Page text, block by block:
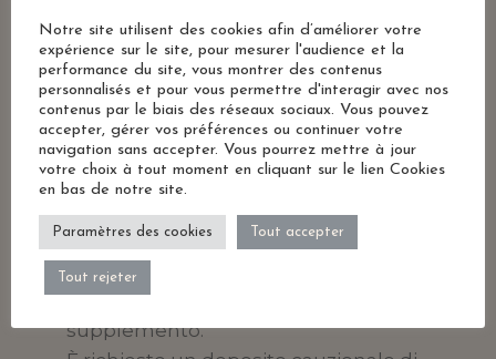
DA SAPERE
All’arrivo dovrete presentare la carta
di credito utilizzata per la
prenotazione.
Al check-in gli ospiti devono esibire
un documento d’identità con foto e
una carta di credito. Siete pregati di
notare che le Richieste Speciali sono
soggette a disponibilità, e potrebbero
comportare l’addebito di un
supplemento.
Notre site utilisent des cookies afin d’améliorer votre
expérience sur le site, pour mesurer l'audience et la
performance du site, vous montrer des contenus
personnalisés et pour vous permettre d'interagir avec nos
contenus par le biais des réseaux sociaux. Vous pouvez
accepter, gérer vos préférences ou continuer votre
navigation sans accepter. Vous pourrez mettre à jour
votre choix à tout moment en cliquant sur le lien Cookies
en bas de notre site.
Paramètres des cookies Tout accepter
Tout rejeter